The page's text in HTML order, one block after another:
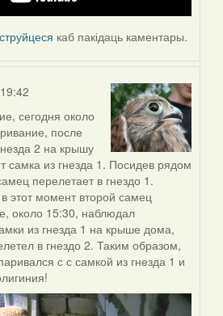
каб пакідаць каментары.
сегодня около
после
2 на крышу
самка из гнезда 1. Посидев рядом
перелетает в гнездо 1.
момент второй самец
около 15:30, наблюдал
из гнезда 1 на крыше дома,
в гнездо 2. Таким образом,
с с самкой из гнезда 1 и